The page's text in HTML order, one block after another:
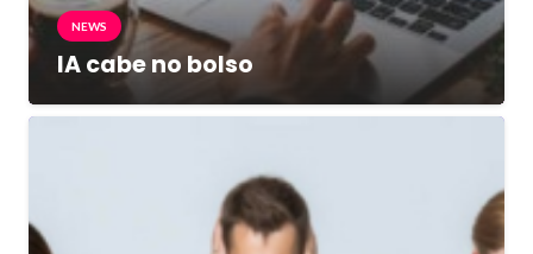
NEWS
IA cabe no bolso